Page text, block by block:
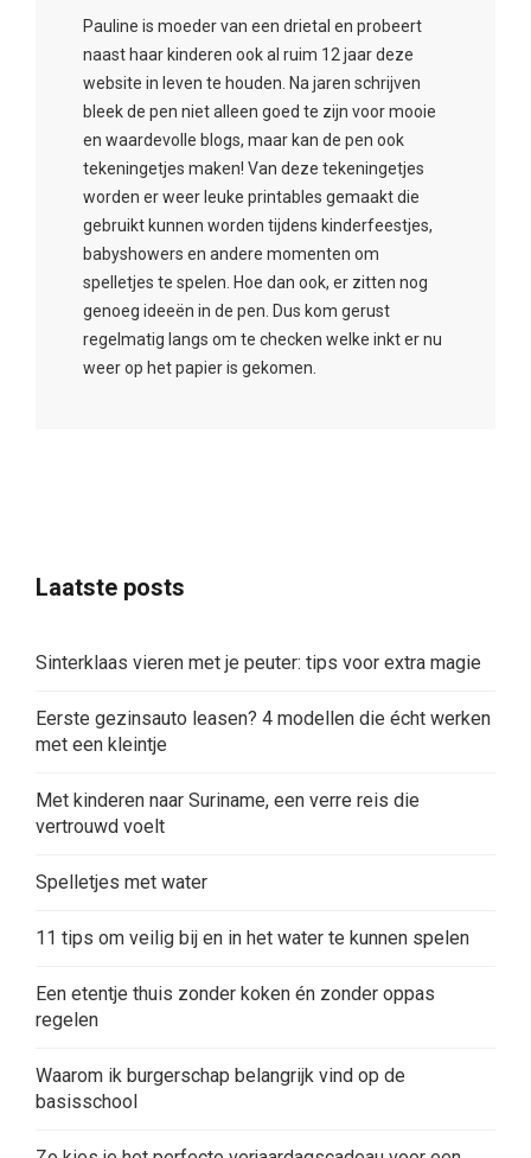
Pauline is moeder van een drietal en probeert
naast haar kinderen ook al ruim 12 jaar deze
website in leven te houden. Na jaren schrijven
bleek de pen niet alleen goed te zijn voor mooie
en waardevolle blogs, maar kan de pen ook
tekeningetjes maken! Van deze tekeningetjes
worden er weer leuke printables gemaakt die
gebruikt kunnen worden tijdens kinderfeestjes,
babyshowers en andere momenten om
spelletjes te spelen. Hoe dan ook, er zitten nog
genoeg ideeën in de pen. Dus kom gerust
regelmatig langs om te checken welke inkt er nu
weer op het papier is gekomen.
Laatste posts
Sinterklaas vieren met je peuter: tips voor extra magie
Eerste gezinsauto leasen? 4 modellen die écht werken
met een kleintje
Met kinderen naar Suriname, een verre reis die
vertrouwd voelt
Spelletjes met water
11 tips om veilig bij en in het water te kunnen spelen
Een etentje thuis zonder koken én zonder oppas
regelen
Waarom ik burgerschap belangrijk vind op de
basisschool